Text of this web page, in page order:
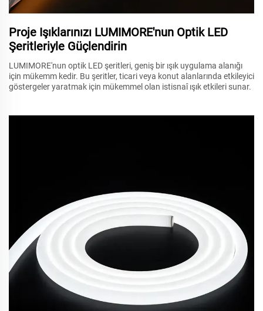
Proje Işıklarınızı LUMIMORE'nun Optik LED
Şeritleriyle Güçlendirin
LUMIMORE'nun optik LED şeritleri, geniş bir ışık uygulama alanığı
için mükemm kedir. Bu şeritler, ticari veya konut alanlarında etkileyici
göstergeler yaratmak için mükemmel olan istisnaî ışık etkileri sunar.